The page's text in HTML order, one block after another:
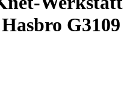
G3109